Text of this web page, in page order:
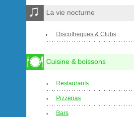
La vie nocturne
Discotheques & Clubs
Cuisine & boissons
Restaurants
Pizzerias
Bars